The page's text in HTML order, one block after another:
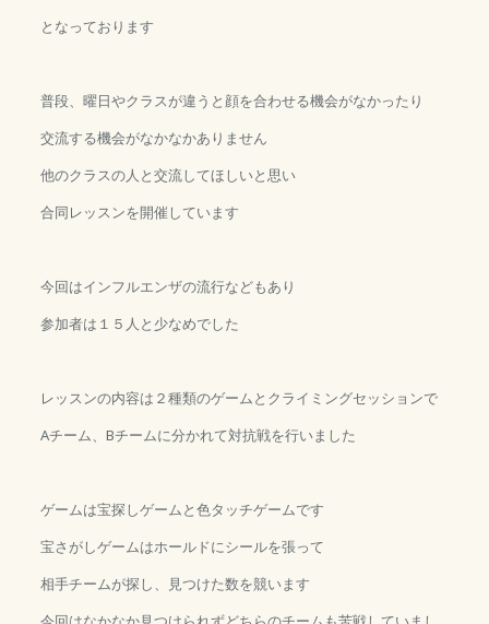
となっております
普段、曜日やクラスが違うと顔を合わせる機会がなかったり
交流する機会がなかなかありません
他のクラスの人と交流してほしいと思い
合同レッスンを開催しています
今回はインフルエンザの流行などもあり
参加者は１５人と少なめでした
レッスンの内容は２種類のゲームとクライミングセッションで
Aチーム、Bチームに分かれて対抗戦を行いました
ゲームは宝探しゲームと色タッチゲームです
宝さがしゲームはホールドにシールを張って
相手チームが探し、見つけた数を競います